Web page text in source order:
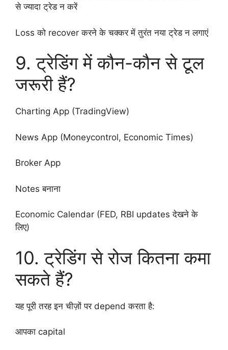
से ज्यादा ट्रेड न करें
Loss को recover करने के चक्कर में तुरंत नया ट्रेड न लगाएं
9. ट्रेडिंग में कौन-कौन से टूल
जरूरी हैं?
Charting App (TradingView)
News App (Moneycontrol, Economic Times)
Broker App
Notes बनाना
Economic Calendar (FED, RBI updates देखने के
लिए)
10. ट्रेडिंग से रोज कितना कमा
सकते हैं?
यह पूरी तरह इन चीज़ों पर depend करता है:
आपका capital